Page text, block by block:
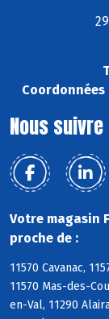
Coordonnées
Nous
Votre magasin
proche de :
11570 Cavanac,
11570 Mas-des-
en-Val, 11290